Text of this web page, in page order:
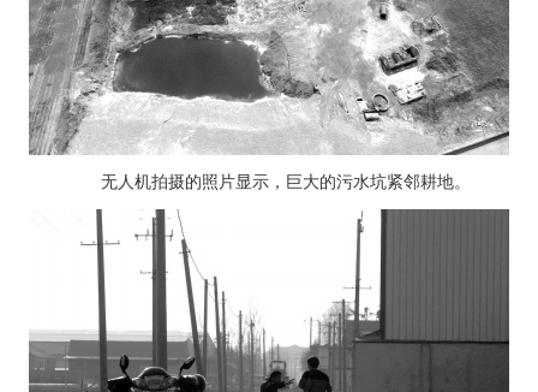
无人机拍摄的照片显示，巨大的污水坑紧邻耕地。